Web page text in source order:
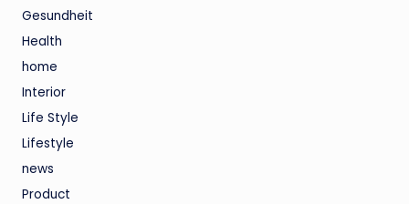
Gesundheit
Health
home
Interior
Life Style
Lifestyle
news
Product